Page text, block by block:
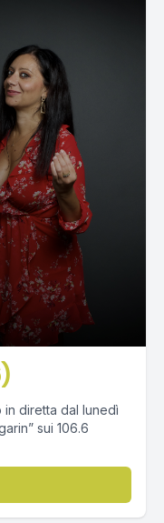
in diretta dal lunedì
sui 106.6